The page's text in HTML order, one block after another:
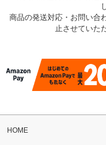
商品の発送対応・お問い合
止させていた
HOME